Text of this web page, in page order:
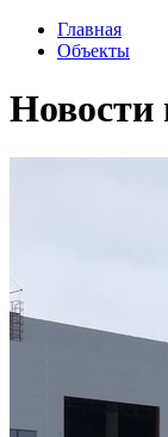
Главная
Объекты
Новости